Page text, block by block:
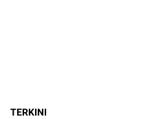
TERKINI